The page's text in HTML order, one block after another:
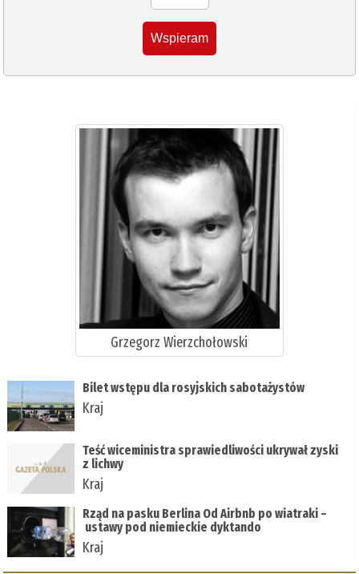
Wspieram
Grzegorz Wierzchołowski
Bilet wstępu dla rosyjskich sabotażystów
Kraj
Teść wiceministra sprawiedliwości ukrywał zyski
z lichwy
Kraj
Rząd na pasku Berlina Od Airbnb po wiatraki –
ustawy pod niemieckie dyktando
Kraj